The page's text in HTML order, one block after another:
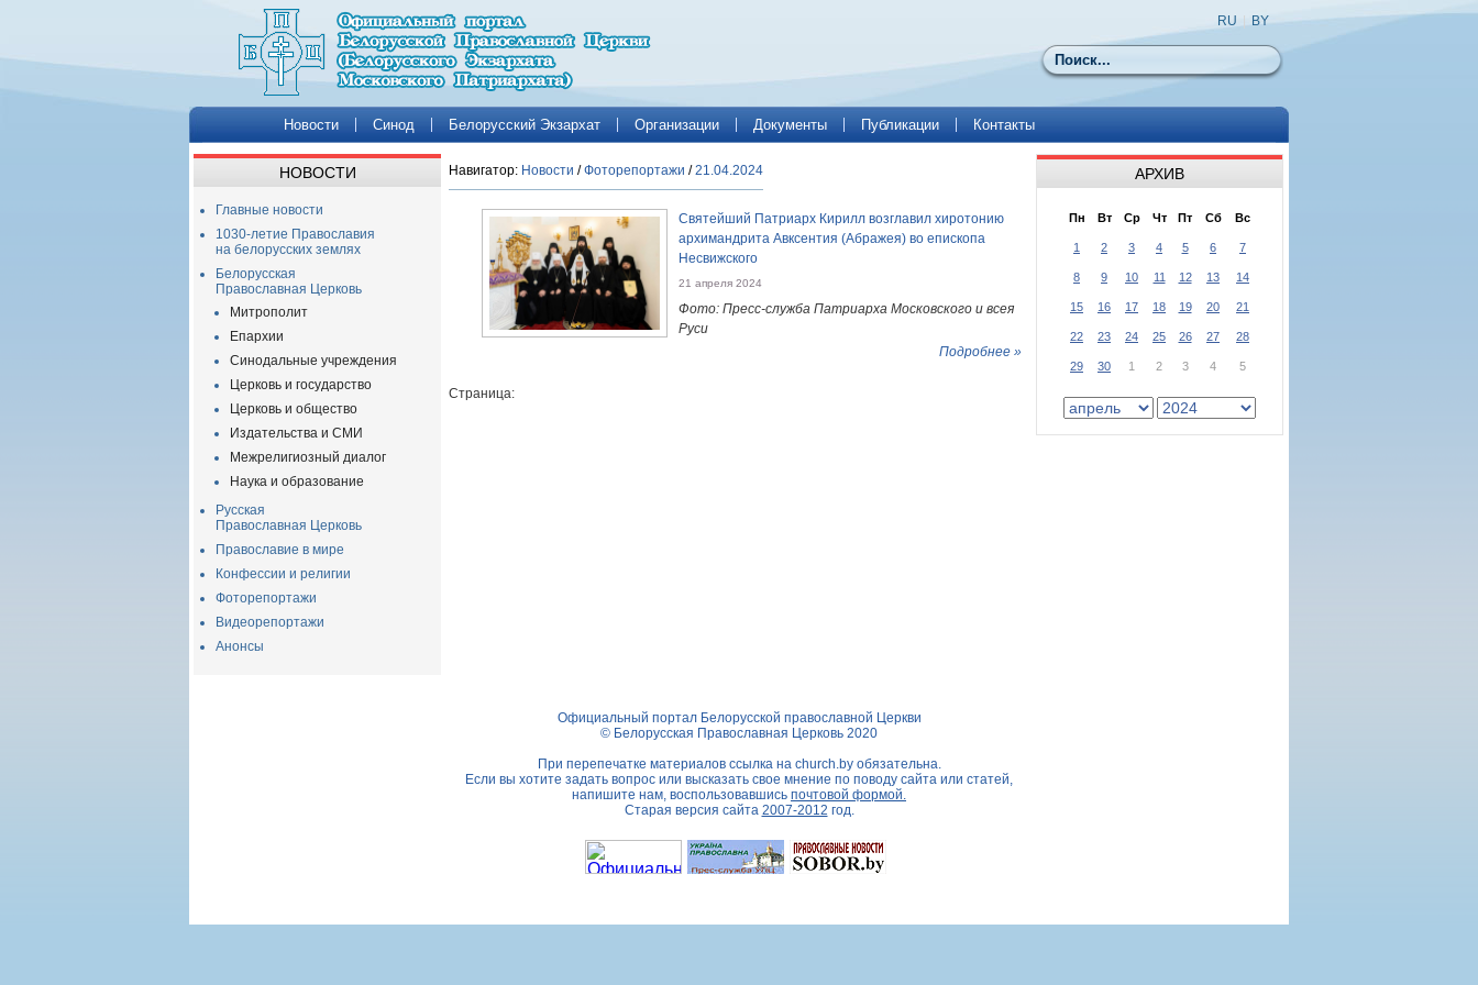
Поиск
RU BY
Новости Синод Белорусский Экзархат Организации Документы Публикации Контакты
НОВОСТИ
Главные новости
1030-летие Православия
на белорусских землях
Белорусская
Православная Церковь
Митрополит
Епархии
Синодальные учреждения
Церковь и государство
Церковь и общество
Издательства и СМИ
Межрелигиозный диалог
Наука и образование
Русская
Православная Церковь
Православие в мире
Конфессии и религии
Фоторепортажи
Видеорепортажи
Анонсы
Навигатор: Новости /Фоторепортажи /21.04.2024
Святейший Патриарх Кирилл возглавил хиротонию
архимандрита Авксентия (Абражея) во епископа
Несвижского
21 апреля 2024
Фото: Пресс-служба Патриарха Московского и всея
Руси
Подробнее »
Страница:
АРХИВ
Пн Вт Ср Чт Пт Сб Вс
1 2 3 4 5 6 7
8 9 10 11 12 13 14
15 16 17 18 19 20 21
22 23 24 25 26 27 28
29 30 1 2 3 4 5
Официальный портал Белорусской православной Церкви
© Белорусская Православная Церковь 2020
При перепечатке материалов ссылка на church.byобязательна.
Если вы хотите задать вопрос или высказать свое мнение по поводу сайта или статей,
напишите нам, воспользовавшись почтовой формой.
Старая версия сайта 2007-2012 год.